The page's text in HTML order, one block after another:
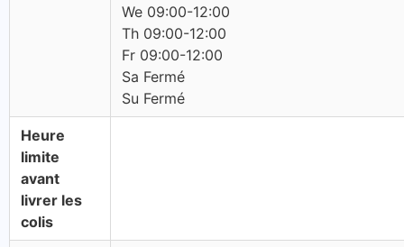
We 09:00-12:00
Th 09:00-12:00
Fr 09:00-12:00
Sa Fermé
Su Fermé
Heure
limite
avant
livrer les
colis